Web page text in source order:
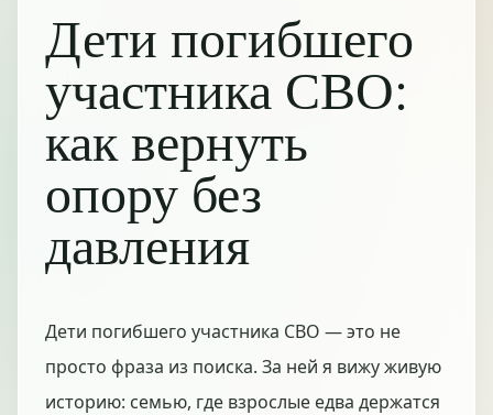
Дети погибшего
участника СВО:
как вернуть
опору без
давления
Дети погибшего участника СВО — это не
просто фраза из поиска. За ней я вижу живую
историю: семью, где взрослые едва держатся